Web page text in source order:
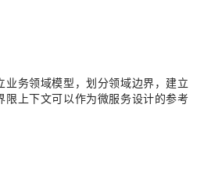
业务领域模型，划分领域边界，建立
限上下文可以作为微服务设计的参考